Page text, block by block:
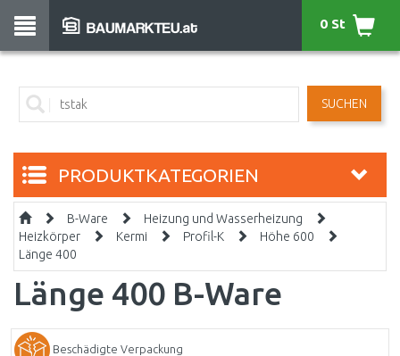
SUCHEN
0 St
PRODUKTKATEGORIEN
B-Ware
Heizung und Wasserheizung
Heizkörper
Kermi Profil-K
Höhe 600
Länge 400
Länge 400 B-Ware
Beschädigte Verpackung